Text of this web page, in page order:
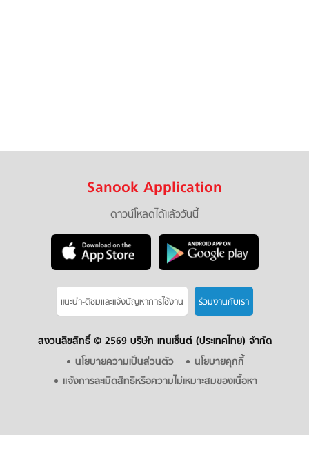
Sanook Application
ดาวน์โหลดได้แล้ววันนี้
แนะนำ-ติชมเเละแจ้งปัญหาการใช้งาน ร่วมงานกับเรา
สงวนลิขสิทธิ์ © 2569 บริษัท เทนเซ็นต์ (ประเทศไทย) จำกัด
นโยบายความเป็นส่วนตัว
นโยบายคุกกี้
แจ้งการละเมิดสิทธิหรือความไม่เหมาะสมของเนื้อหา